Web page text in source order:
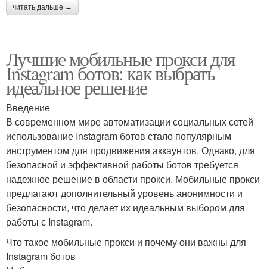
читать дальше →
Лучшие мобильные прокси для
Instagram ботов: как выбрать
идеальное решение
Введение
В современном мире автоматизации социальных сетей
использование Instagram ботов стало популярным
инструментом для продвижения аккаунтов. Однако, для
безопасной и эффективной работы ботов требуется
надежное решение в области прокси. Мобильные прокси
предлагают дополнительный уровень анонимности и
безопасности, что делает их идеальным выбором для
работы с Instagram.
Что такое мобильные прокси и почему они важны для
Instagram ботов